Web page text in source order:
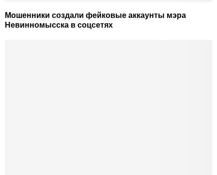
Мошенники создали фейковые аккаунты мэра
Невинномысска в соцсетях